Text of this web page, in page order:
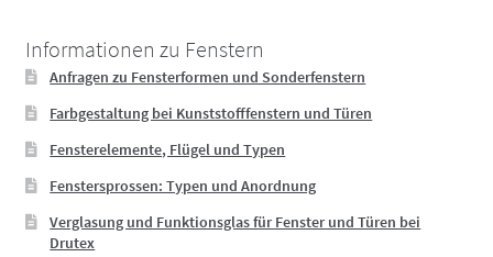
Informationen zu Fenstern
Anfragen zu Fensterformen und Sonderfenstern
Farbgestaltung bei Kunststofffenstern und Türen
Fensterelemente, Flügel und Typen
Fenstersprossen: Typen und Anordnung
Verglasung und Funktionsglas für Fenster und Türen bei
Drutex